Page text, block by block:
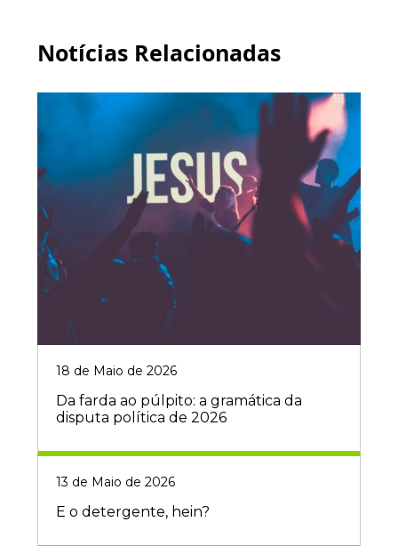
Notícias Relacionadas
18 de Maio de 2026
Da farda ao púlpito: a gramática da
disputa política de 2026
13 de Maio de 2026
E o detergente, hein?